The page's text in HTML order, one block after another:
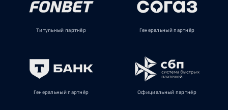
Титульный партнёр Генеральный партнёр
Генеральный партнёр Официальный партнёр